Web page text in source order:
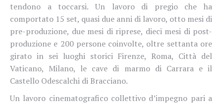
tendono a toccarsi. Un lavoro di pregio che ha
comportato 15 set, quasi due anni di lavoro, otto mesi di
pre-produzione, due mesi di riprese, dieci mesi di post-
produzione e 200 persone coinvolte, oltre settanta ore
girato in sei luoghi storici Firenze, Roma, Città del
Vaticano, Milano, le cave di marmo di Carrara e il
Castello Odescalchi di Bracciano.
Un lavoro cinematografico collettivo d’impegno pari a